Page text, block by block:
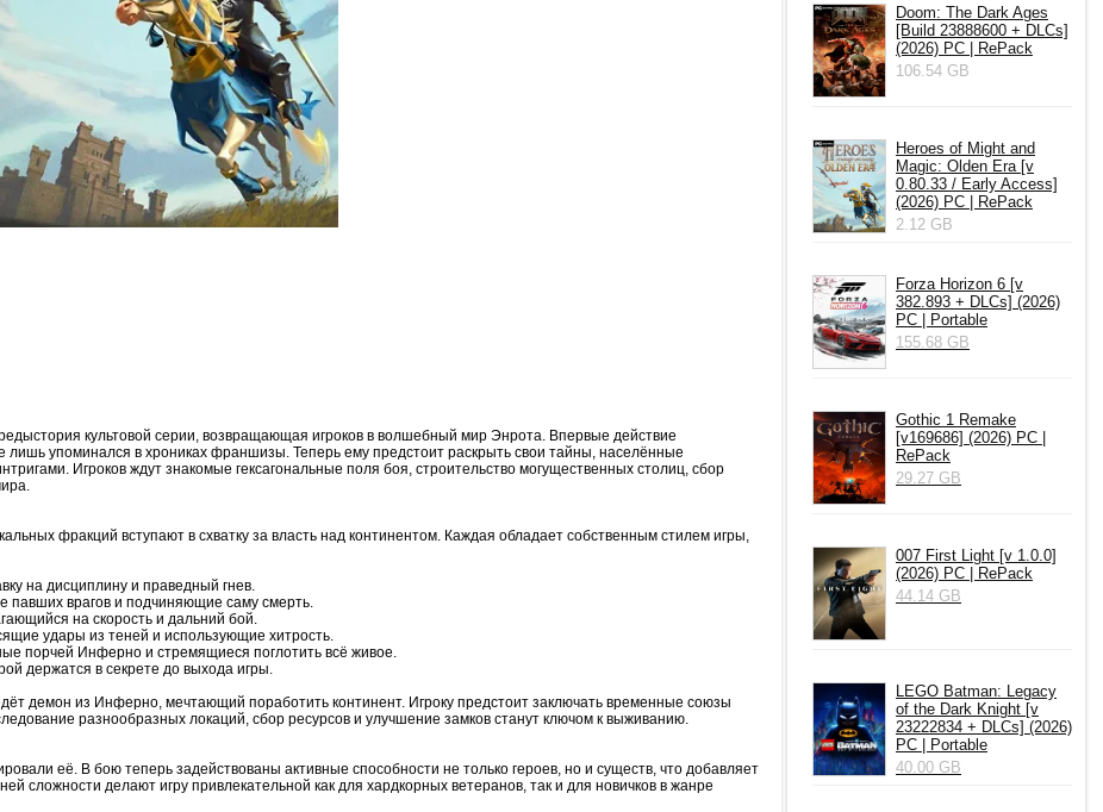
культовой серии, возвращающая игроков в волшебный мир Энрота. Впервые действие
упоминался в хрониках франшизы. Теперь ему предстоит раскрыть свои тайны, населённые
Игроков ждут знакомые гексагональные поля боя, строительство могущественных столиц, сбор
фракций вступают в схватку за власть над континентом. Каждая обладает собственным стилем игры,
на дисциплину и праведный гнев.
врагов и подчиняющие саму смерть.
на скорость и дальний бой.
удары из теней и использующие хитрость.
порчей Инферно и стремящиеся поглотить всё живое.
держатся в секрете до выхода игры.
демон из Инферно, мечтающий поработить континент. Игроку предстоит заключать временные союзы
разнообразных локаций, сбор ресурсов и улучшение замков станут ключом к выживанию.
её. В бою теперь задействованы активные способности не только героев, но и существ, что добавляет
сложности делают игру привлекательной как для хардкорных ветеранов, так и для новичков в жанре
Doom: The Dark Ages
[Build 23888600 + DLCs]
(2026) PC | RePack
106.54 GB
Heroes of Might and
Magic: Olden Era [v
0.80.33 / Early Access]
(2026) PC | RePack
2.12 GB
Forza Horizon 6 [v
382.893 + DLCs] (2026)
PC | Portable
155.68 GB
Gothic 1 Remake
[v169686] (2026) PC |
RePack
29.27 GB
007 First Light [v 1.0.0]
(2026) PC | RePack
44.14 GB
LEGO Batman: Legacy
of the Dark Knight [v
23222834 + DLCs] (2026)
PC | Portable
40.00 GB